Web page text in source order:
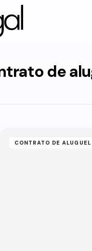
de
CONTRATO DE ALUGUEL